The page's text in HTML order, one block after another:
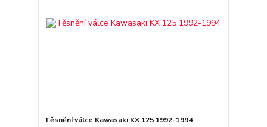
Těsnění válce Kawasaki KX 125 1992-1994